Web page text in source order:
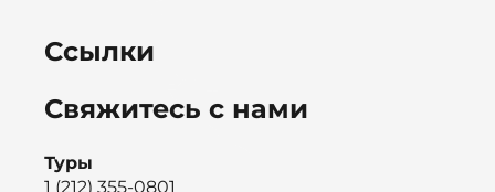
Ссылки
Свяжитесь с нами
Туры
1 (212) 355-0801